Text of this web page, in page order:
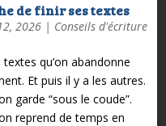
de finir ses textes
2026| Conseils d'écriture
textes qu’on abandonne
Et puis il y a les autres.
garde “sous le coude”.
reprend de temps en